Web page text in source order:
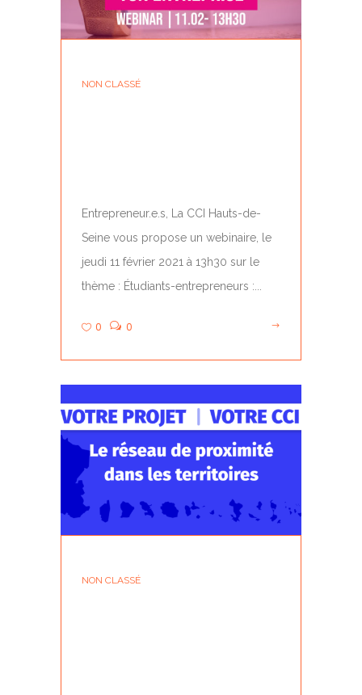
NON CLASSÉ
Entrepreneur.e.s, La CCI Hauts-de-
Seine vous propose un webinaire, le
jeudi 11 février 2021 à 13h30 sur le
thème : Étudiants-entrepreneurs :...
0 0
NON CLASSÉ